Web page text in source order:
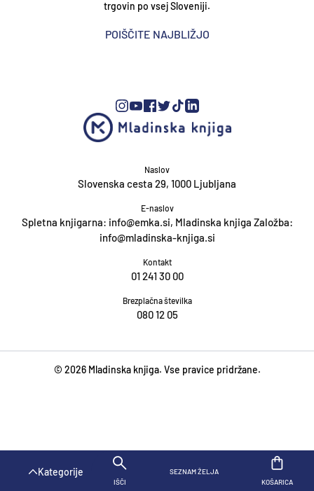
Kategorije
IŠČI
SEZNAM ŽELJA
KOŠARICA
trgovin po vsej Sloveniji.
POIŠČITE NAJBLIŽJO
Naslov
Slovenska cesta 29, 1000 Ljubljana
E-naslov
Spletna knjigarna: info@emka.si, Mladinska knjiga Založba:
info@mladinska-knjiga.si
Kontakt
01 241 30 00
Brezplačna številka
080 12 05
© 2026 Mladinska knjiga. Vse pravice pridržane.